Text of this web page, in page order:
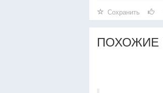
Сохранить
ПОХОЖИЕ